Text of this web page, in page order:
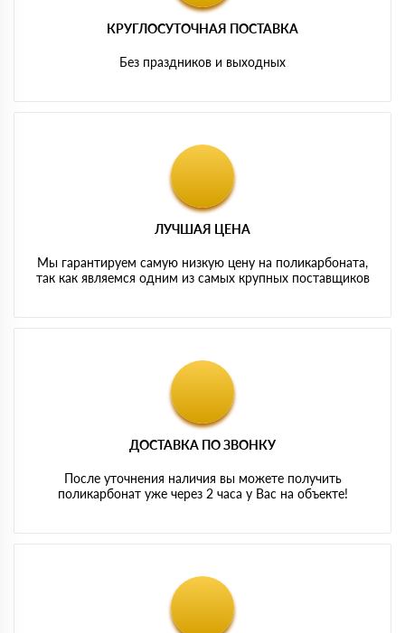
КРУГЛОСУТОЧНАЯ ПОСТАВКА
Без праздников и выходных
ЛУЧШАЯ ЦЕНА
Мы гарантируем самую низкую цену на поликарбоната,
так как являемся одним из самых крупных поставщиков
ДОСТАВКА ПО ЗВОНКУ
После уточнения наличия вы можете получить
поликарбонат уже через 2 часа у Вас на объекте!